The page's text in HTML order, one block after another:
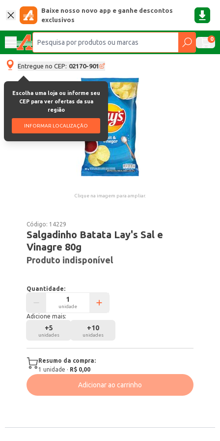
Baixe nosso novo app e ganhe descontos
exclusivos
0
Entregue no CEP: 02170-901
Escolha uma loja ou informe seu
CEP para ver ofertas da sua
região
INFORMAR LOCALIZAÇÃO
Clique na imagem para ampliar.
Código: 14229
Salgadinho Batata Lay's Sal e
Vinagre 80g
Produto indisponível
Quantidade:
unidade
Adicione mais:
+5
unidades
+10
unidades
Resumo da compra:
1 unidade · R$ 0,00
Adicionar ao carrinho